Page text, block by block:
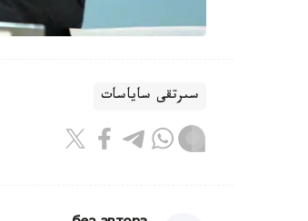
سىرتقى ساياسات